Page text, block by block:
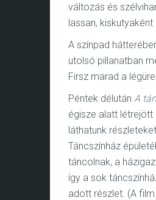
változás és
lassan, kiskutyaként
A színpad
utolsó pillanatban
Firsz marad a
Péntek délután A
égisze alatt
láthatunk
Táncszínház
táncolnak, a
így a sok
adott részlet. (A